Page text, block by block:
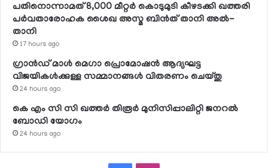
പതിനൊന്നാമത് 8,000 മീറ്റര്‍ കൊടുമുടി കീഴടക്കി ഖത്തരി
പര്‍വതാരോഹക ശൈഖ അസ്മ ബിന്‍ത് താനി അല്‍-
താനി
17 hours ago
ഗ്രാന്‍ഡ് മാള്‍ മെഗാ പ്രൊമോഷന്‍ ആദ്യഘട്ട
വിജയികള്‍ക്കുള്ള സമ്മാനങ്ങള്‍ വിതരണം ചെയ്തു
24 hours ago
കെ എം സി സി ഖത്തര്‍ തിരൂര്‍ മുനിസിപ്പാലിറ്റി ജനറല്‍
ബോഡി യോഗം
24 hours ago